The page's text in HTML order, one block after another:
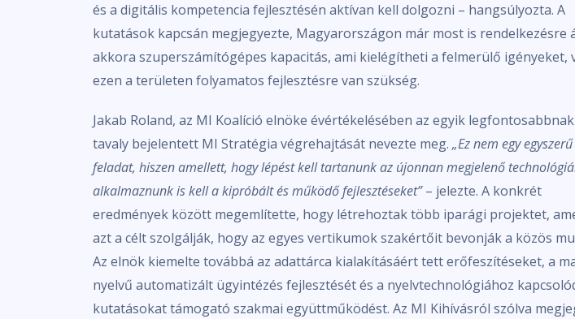
és a digitális kompetencia fejlesztésén aktívan kell dolgozni – hangsúlyozta. A
kutatások kapcsán megjegyezte, Magyarországon már most is rendelkezésre
akkora szuperszámítógépes kapacitás, ami kielégítheti a felmerülő igényeket,
ezen a területen folyamatos fejlesztésre van szükség.
Jakab Roland, az MI Koalíció elnöke évértékelésében az egyik
tavaly bejelentett MI Stratégia végrehajtását nevezte meg. „Ez nem egy egyszerű
feladat, hiszen amellett, hogy lépést kell tartanunk az újonnan megjelenő
alkalmaznunk is kell a kipróbált és működő fejlesztéseket”– jelezte. A konkrét
eredmények között megemlítette, hogy létrehoztak több iparági projektet,
azt a célt szolgálják, hogy az egyes vertikumok szakértőit bevonják a közös
Az elnök kiemelte továbbá az adattárca kialakításáért tett erőfeszítéseket, a
nyelvű automatizált ügyintézés fejlesztését és a nyelvtechnológiához
kutatásokat támogató szakmai együttműködést. Az MI Kihívásról szólva